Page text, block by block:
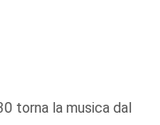
torna la musica dal